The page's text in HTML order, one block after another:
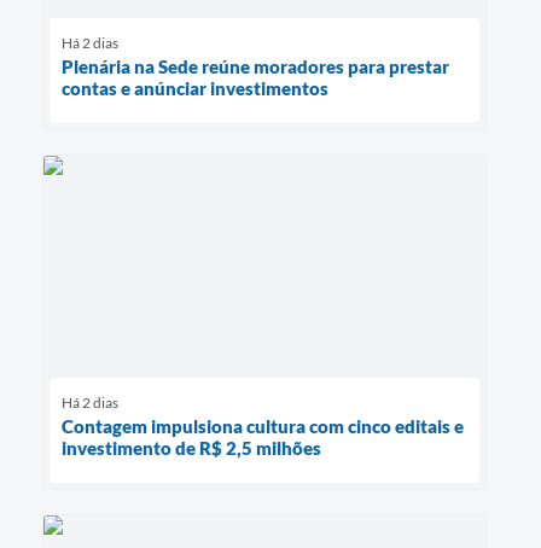
Há 2 dias
Plenária na Sede reúne moradores para prestar
contas e anúnciar investimentos
Há 2 dias
Contagem impulsiona cultura com cinco editais e
investimento de R$ 2,5 milhões